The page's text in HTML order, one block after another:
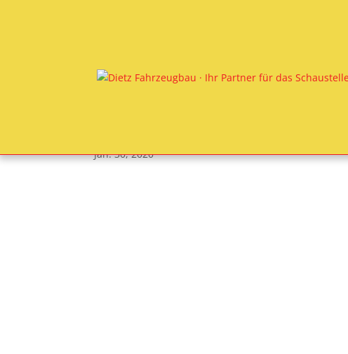
Jan. 30, 2020